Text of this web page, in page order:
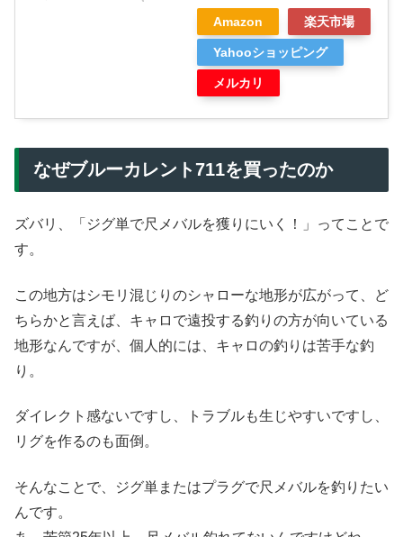
Amazon 楽天市場
Yahooショッピング
メルカリ
なぜブルーカレント711を買ったのか
ズバリ、「ジグ単で尺メバルを獲りにいく！」ってことで
す。
この地方はシモリ混じりのシャローな地形が広がって、ど
ちらかと言えば、キャロで遠投する釣りの方が向いている
地形なんですが、個人的には、キャロの釣りは苦手な釣
り。
ダイレクト感ないですし、トラブルも生じやすいですし、
リグを作るのも面倒。
そんなことで、ジグ単またはプラグで尺メバルを釣りたい
んです。